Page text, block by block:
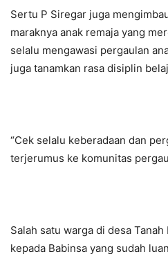
Sertu P Siregar juga
maraknya anak remaja yang
selalu mengawasi pergaulan
juga tanamkan rasa disiplin
“Cek selalu keberadaan dan
terjerumus ke komunitas
Salah satu warga di desa
kepada Babinsa yang sudah